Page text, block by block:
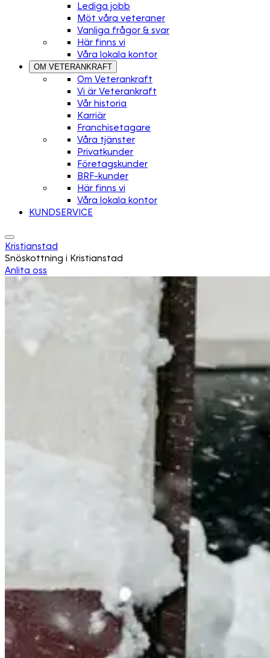
Lediga jobb
Möt våra veteraner
Vanliga frågor & svar
Här finns vi
Våra lokala kontor
OM VETERANKRAFT
Om Veterankraft
Vi är Veterankraft
Vår historia
Karriär
Franchisetagare
Våra tjänster
Privatkunder
Företagskunder
BRF-kunder
Här finns vi
Våra lokala kontor
KUNDSERVICE
Kristianstad
Snöskottning i Kristianstad
Anlita oss